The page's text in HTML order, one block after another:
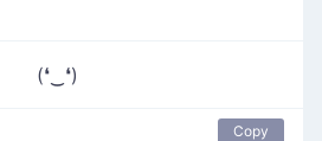
(❛‿❛)
Copy